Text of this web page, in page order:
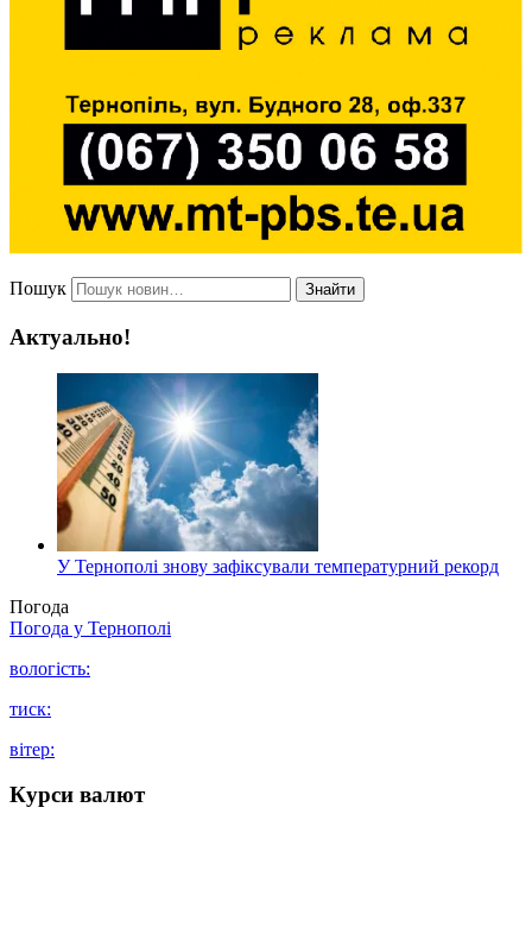
Пошук Знайти
Актуально!
У Тернополі знову зафіксували температурний рекорд
Погода
Погода у Тернополі
вологість:
тиск:
вітер:
Курси валют